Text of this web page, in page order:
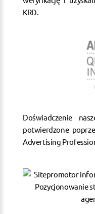
KRD.
Doświadczenie
potwierdzone
Advertising